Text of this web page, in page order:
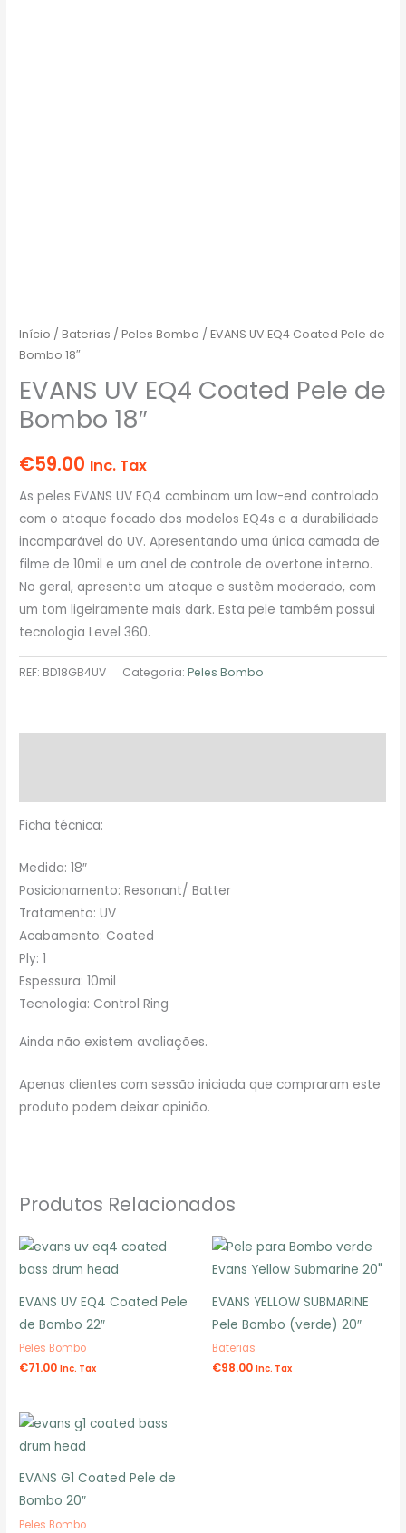
Início /Baterias /Peles Bombo / EVANS UV EQ4 Coated Pele de
Bombo 18″
EVANS UV EQ4 Coated Pele de
Bombo 18″
€59.00 Inc. Tax
As peles EVANS UV EQ4 combinam um low-end controlado
com o ataque focado dos modelos EQ4s e a durabilidade
incomparável do UV. Apresentando uma única camada de
filme de 10mil e um anel de controle de overtone interno.
No geral, apresenta um ataque e sustêm moderado, com
um tom ligeiramente mais dark. Esta pele também possui
tecnologia Level 360.
REF: BD18GB4UV Categoria:Peles Bombo
Ficha técnica:
Medida: 18″
Posicionamento: Resonant/ Batter
Tratamento: UV
Acabamento: Coated
Ply: 1
Espessura: 10mil
Tecnologia: Control Ring
Ainda não existem avaliações.
Apenas clientes com sessão iniciada que compraram este
produto podem deixar opinião.
Produtos Relacionados
EVANS UV EQ4 Coated Pele
de Bombo 22″
Peles Bombo
€71.00 Inc. Tax
EVANS YELLOW SUBMARINE
Pele Bombo (verde) 20″
Baterias
€98.00 Inc. Tax
EVANS G1 Coated Pele de
Bombo 20″
Peles Bombo